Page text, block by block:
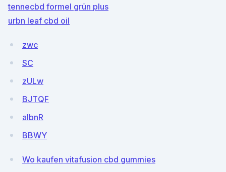
tennecbd formel grün plus
urbn leaf cbd oil
zwc
SC
zULw
BJTQF
albnR
BBWY
Wo kaufen vitafusion cbd gummies